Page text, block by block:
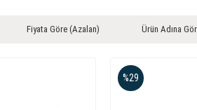
Fiyata Göre (Azalan) Ürün Adına
%29